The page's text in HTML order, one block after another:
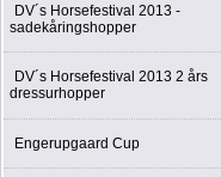
DV´s Horsefestival 2013 -
sadekåringshopper
DV´s Horsefestival 2013 2 års
dressurhopper
Engerupgaard Cup